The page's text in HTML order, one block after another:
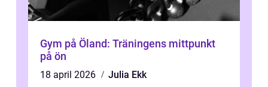
Gym på Öland: Träningens mittpunkt
på ön
18 april 2026
Julia Ekk